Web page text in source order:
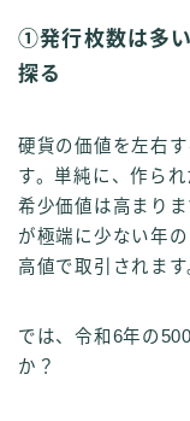
①発行枚数は多
探る
硬貨の価値を左右
す。単純に、作ら
希少価値は高まり
が極端に少ない年
高値で取引されます
では、令和6年の
か？